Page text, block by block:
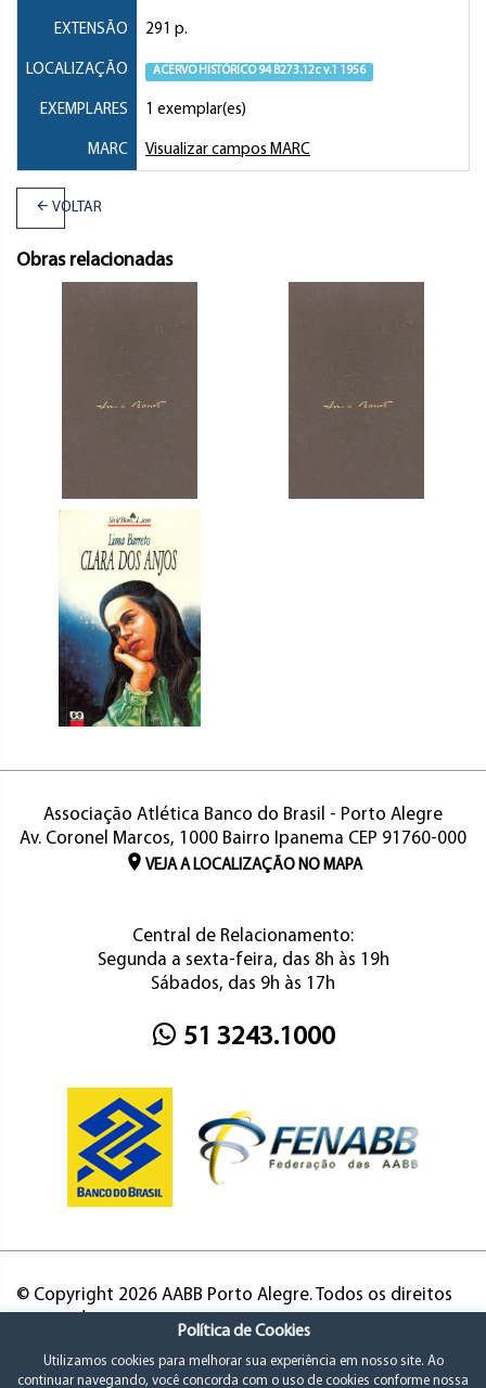
EXTENSÃO 291 p.
LOCALIZAÇÃO ACERVO HISTÓRICO 94 B273.12c v.1 1956
EXEMPLARES 1 exemplar(es)
MARC Visualizar campos MARC
VOLTAR
Obras relacionadas
Associação Atlética Banco do Brasil - Porto Alegre
Av. Coronel Marcos, 1000 Bairro Ipanema CEP 91760-000
VEJA A LOCALIZAÇÃO NO MAPA
Central de Relacionamento:
Segunda a sexta-feira, das 8h às 19h
Sábados, das 9h às 17h
51 3243.1000
© Copyright 2026 AABB Porto Alegre. Todos os direitos
Política de Cookies
Utilizamos cookies para melhorar sua experiência em nosso site. Ao
continuar navegando, você concorda com o uso de cookies conforme nossa